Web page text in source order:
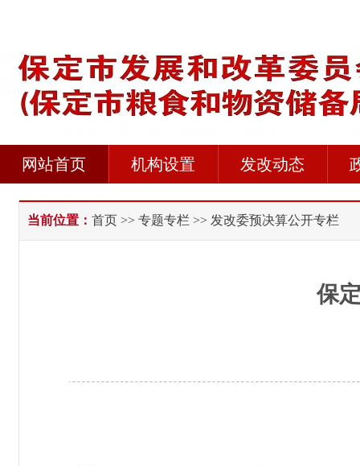
网站首页 机构设置 发改动态
当前位置： 首页 >> 专题专栏 >> 发改委预决算公开专栏
保